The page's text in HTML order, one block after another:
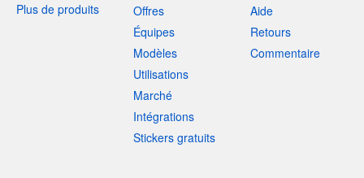
Plus de produits
Offres
Équipes
Modèles
Utilisations
Marché
Intégrations
Stickers gratuits
Aide
Retours
Commentaire